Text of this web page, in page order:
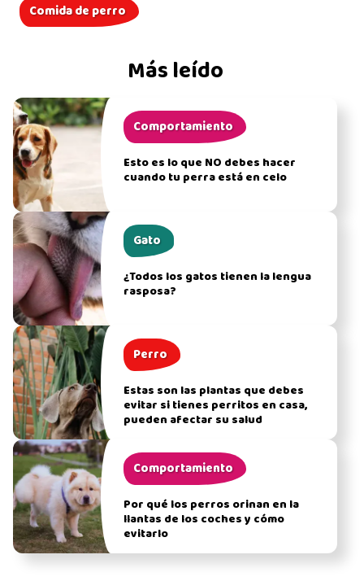
Más leído
Comportamiento
Esto es lo que NO debes hacer
cuando tu perra está en celo
Gato
¿Todos los gatos tienen la lengua
rasposa?
Perro
Estas son las plantas que debes
evitar si tienes perritos en casa,
pueden afectar su salud
Comportamiento
Por qué los perros orinan en la
llantas de los coches y cómo
evitarlo
Comida de perro